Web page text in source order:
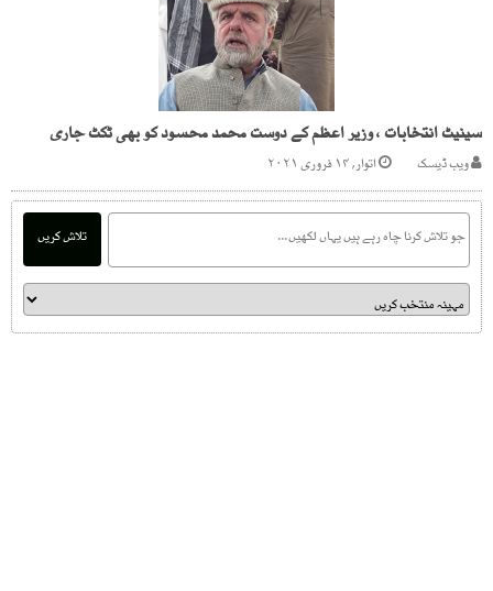
سینیٹ انتخابات ، وزیر اعظم کے دوست محمد محسود کو بھی ٹکٹ جاری
ویب ڈیسک اتوار, ۱۴ فروری ۲۰۲۱
تلاش کریں